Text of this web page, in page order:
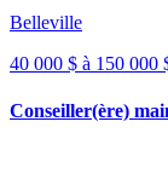
Belleville
40 000 $ à 150 000
Conseiller(ère)